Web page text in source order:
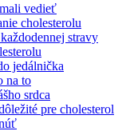
vedieť
cholesterolu
stravy
jedálnička
na to
srdca
pre cholesterol